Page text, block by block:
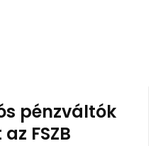
pénzváltók
FSZB